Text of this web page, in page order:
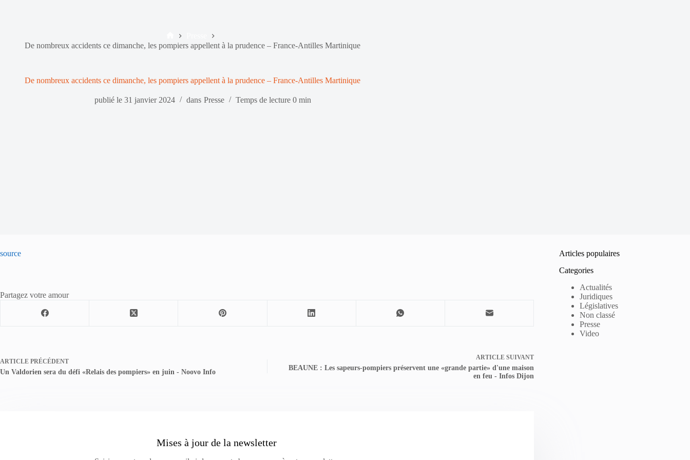
Accueil
De nombreux accidents ce dimanche, les pompiers appellent à la prudence – France-Antilles Martinique
De nombreux accidents ce dimanche, les pompiers appellent à la prudence – France-Antilles Martinique
publié le 31 janvier 2024 dans Presse Temps de lecture 0 min
source
Partagez votre amour
ARTICLE PRÉCÉDENT
Un Valdorien sera du défi «Relais des pompiers» en juin - Noovo Info
ARTICLE SUIVANT
BEAUNE : Les sapeurs-pompiers préservent une «grande partie» d'une maison
en feu - Infos Dijon
Mises à jour de la newsletter
Articles populaires
Categories
Actualités
Juridiques
Législatives
Non classé
Presse
Video